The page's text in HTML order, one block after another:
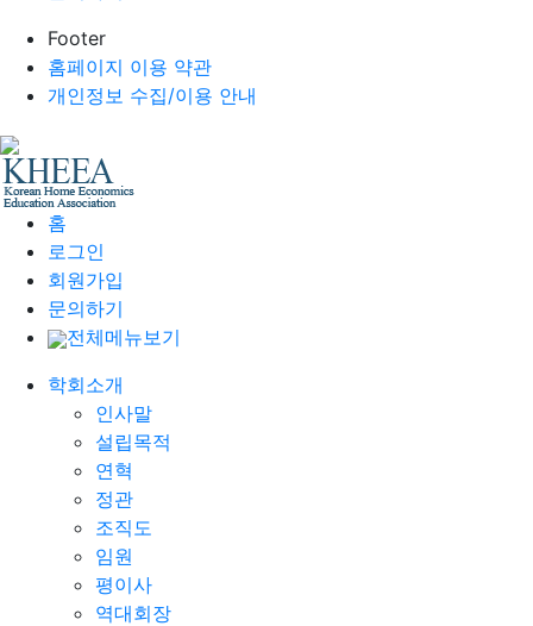
Footer
홈페이지 이용 약관
개인정보 수집/이용 안내
홈
로그인
회원가입
문의하기
전체메뉴보기
학회소개
인사말
설립목적
연혁
정관
조직도
임원
평이사
역대회장